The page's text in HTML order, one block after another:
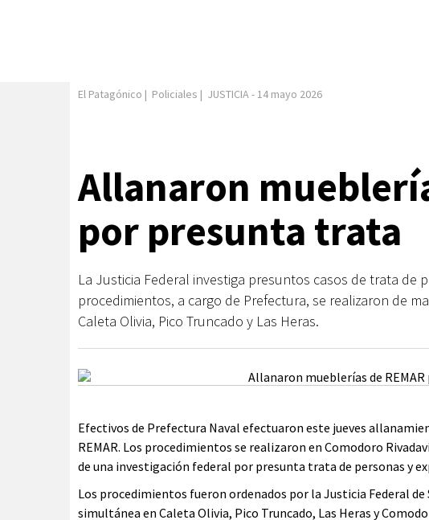
El Patagónico | Policiales | JUSTICIA- 14 mayo 2026
Allanaron
por presunta trata
La Justicia Federal investiga presuntos casos de trata de
procedimientos, a cargo de Prefectura, se realizaron de
Caleta Olivia, Pico Truncado y Las Heras.
Efectivos de Prefectura Naval efectuaron este jueves
REMAR. Los procedimientos se realizaron en Comodoro
de una investigación federal por presunta trata de personas y
Los procedimientos fueron ordenados por la Justicia Federal
simultánea en Caleta Olivia, Pico Truncado, Las Heras y